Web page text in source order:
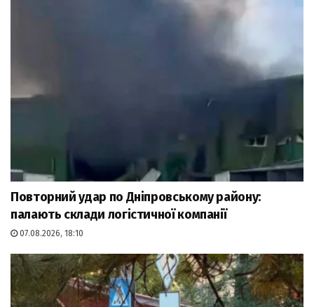
Повторний удар по Дніпровському району:
палають склади логістичної компанії
07.08.2026, 18:10